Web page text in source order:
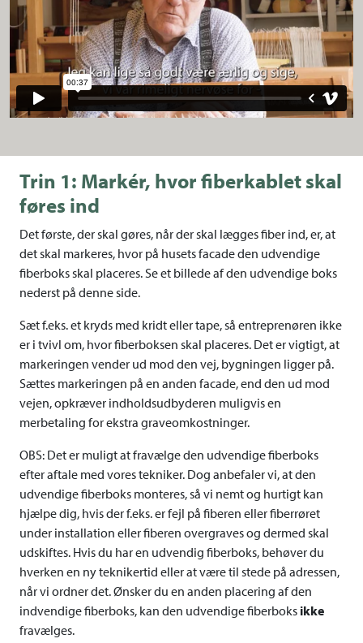
Trin 1: Markér, hvor fiberkablet skal
føres ind
Det første, der skal gøres, når der skal lægges fiber ind, er, at
det skal markeres, hvor på husets facade den udvendige
fiberboks skal placeres. Se et billede af den udvendige boks
nederst på denne side.
Sæt f.eks. et kryds med kridt eller tape, så entreprenøren ikke
er i tvivl om, hvor fiberboksen skal placeres. Det er vigtigt, at
markeringen vender ud mod den vej, bygningen ligger på.
Sættes markeringen på en anden facade, end den ud mod
vejen, opkræver indholdsudbyderen muligvis en
merbetaling for ekstra graveomkostninger.
OBS: Det er muligt at fravælge den udvendige fiberboks
efter aftale med vores tekniker. Dog anbefaler vi, at den
udvendige fiberboks monteres, så vi nemt og hurtigt kan
hjælpe dig, hvis der f.eks. er fejl på fiberen eller fiberrøret
under installation eller fiberen overgraves og dermed skal
udskiftes. Hvis du har en udvendig fiberboks, behøver du
hverken en ny teknikertid eller at være til stede på adressen,
når vi ordner det. Ønsker du en anden placering af den
indvendige fiberboks, kan den udvendige fiberboks ikke
fravælges.